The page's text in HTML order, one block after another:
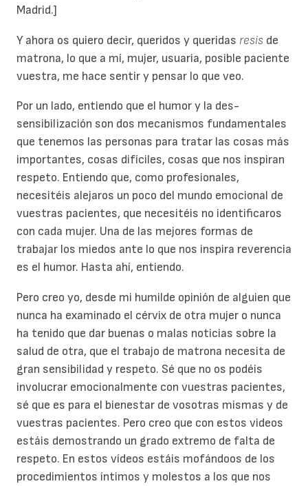
Madrid.]
Y ahora os quiero decir, queridos y queridas resis de
matrona, lo que a mí, mujer, usuaria, posible paciente
vuestra, me hace sentir y pensar lo que veo.
Por un lado, entiendo que el humor y la des-
sensibilización son dos mecanismos fundamentales
que tenemos las personas para tratar las cosas más
importantes, cosas difíciles, cosas que nos inspiran
respeto. Entiendo que, como profesionales,
necesitéis alejaros un poco del mundo emocional de
vuestras pacientes, que necesitéis no identificaros
con cada mujer. Una de las mejores formas de
trabajar los miedos ante lo que nos inspira reverencia
es el humor. Hasta ahí, entiendo.
Pero creo yo, desde mi humilde opinión de alguien que
nunca ha examinado el cérvix de otra mujer o nunca
ha tenido que dar buenas o malas noticias sobre la
salud de otra, que el trabajo de matrona necesita de
gran sensibilidad y respeto. Sé que no os podéis
involucrar emocionalmente con vuestras pacientes,
sé que es para el bienestar de vosotras mismas y de
vuestras pacientes. Pero creo que con estos videos
estáis demostrando un grado extremo de falta de
respeto. En estos vídeos estáis mofándoos de los
procedimientos íntimos y molestos a los que nos